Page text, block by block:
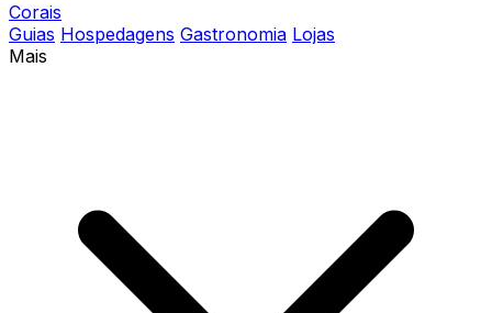
Corais
Guias Hospedagens Gastronomia Lojas
Mais